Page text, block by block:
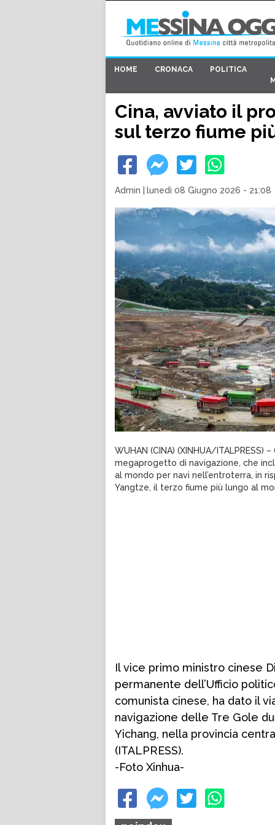
HOME CRONACA POLITICA
Cina, avviato il
sul terzo fiume
Admin lunedì 08 Giugno 2026 - 21:08
WUHAN (CINA) (XINHUA/
megaprogetto di navigazione, che
al mondo per navi nell’entroterra, in
Yangtze, il terzo fiume più lungo al
Il vice primo ministro cinese
permanente dell’Ufficio
comunista cinese, ha dato il
navigazione delle Tre Gole
Yichang, nella provincia
(ITALPRESS).
-Foto Xinhua-